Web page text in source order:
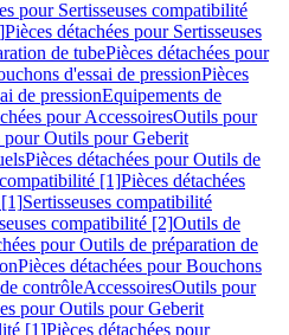
pour Sertisseuses compatibilité
Pièces détachées pour Sertisseuses
de tubePièces détachées pour
d'essai de pressionPièces
de pressionEquipements de
pour AccessoiresOutils pour
pour Outils pour Geberit
Pièces détachées pour Outils de
compatibilité [1]Pièces détachées
[1]Sertisseuses compatibilité
compatibilité [2]Outils de
pour Outils de préparation de
Pièces détachées pour Bouchons
contrôleAccessoiresOutils pour
pour Outils pour Geberit
[1]Pièces détachées pour